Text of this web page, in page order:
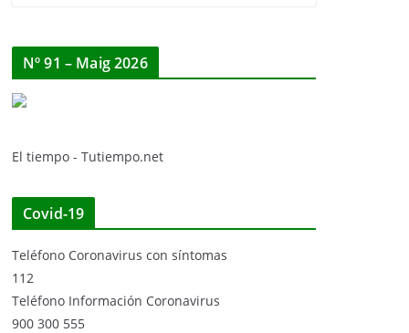
Nº 91 – Maig 2026
El tiempo - Tutiempo.net
Covid-19
Teléfono Coronavirus con síntomas
112
Teléfono Información Coronavirus
900 300 555